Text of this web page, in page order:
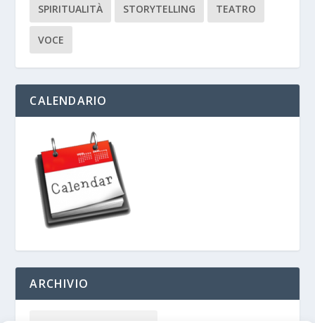
SPIRITUALITÀ STORYTELLING TEATRO
VOCE
CALENDARIO
ARCHIVIO